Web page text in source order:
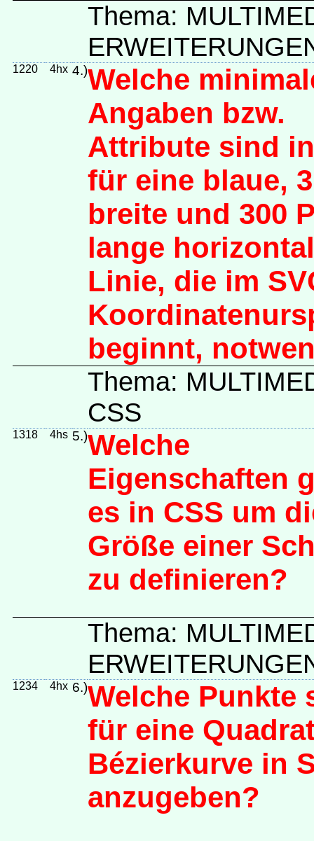
Thema:
1220 4hx 4.)Welche
Angaben bzw.
Attribute sind
für eine blaue,
breite und 300
lange
Linie, die im
beginnt,
Thema:
CSS
1318 4hs 5.)Welche
Eigenschaften
es in CSS um
Größe einer
zu definieren?
Thema:
1234 4hx 6.)Welche Punkte
für eine
Bézierkurve in
anzugeben?